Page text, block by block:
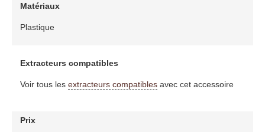
Matériaux
Plastique
Extracteurs compatibles
Voir tous les extracteurs compatiblesavec cet accessoire
Prix